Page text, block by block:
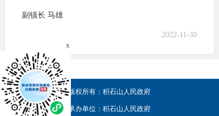
副镇长 马雄
2022-11-30
版权所有：积石山人民政府
承办单位：积石山人民政府
x